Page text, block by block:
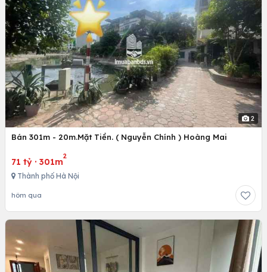
2
Bán 301m - 20m.Mặt Tiền. ( Nguyễn Chính ) Hoàng Mai
71 tỷ · 301m
2
Thành phố Hà Nội
hôm qua